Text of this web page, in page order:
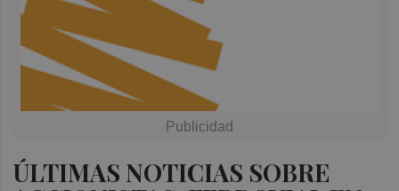
ÚLTIMAS NOTICIAS SOBRE